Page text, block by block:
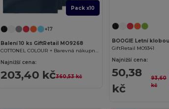
Pack x10
+17
Balení 10 ks GiftRetail MO9268
COTTONEL COLOUR + Barevná nákupní taška
Najnižší cena:
203,40 kč360,53 kč
GiftRetail MO9341
Najnižší cena:
50,38
kč
93,60
kč